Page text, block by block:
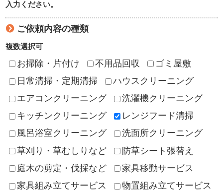
入力ください。
ご依頼内容の種類
複数選択可
お掃除・片付け 不用品回収
ゴミ屋敷
日常清掃・定期清掃
ハウスクリーニング
エアコンクリーニング
洗濯機クリーニング
キッチンクリーニング
レンジフード清掃
風呂浴室クリーニング
洗面所クリーニング
草刈り・草むしりなど
防草シート張替え
庭木の剪定・伐採など
家具移動サービス
家具組み立てサービス
物置組み立てサービス